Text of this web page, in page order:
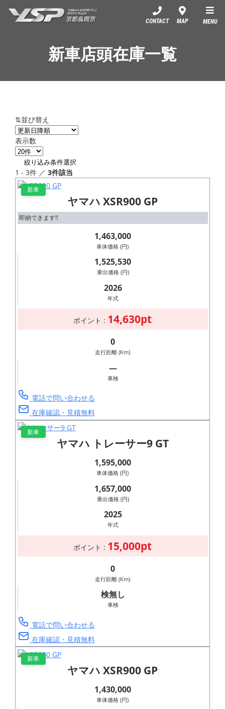
YSP京都長岡京
CONTACT MAP MENU
新車店頭在庫一覧
⇅並び替え
表示数
絞り込み条件選択
1 - 3件 ／ 3件該当
新車
ヤマハ XSR900 GP
即納できます!!
1,463,000
車体価格 (円)
1,525,530
乗出価格 (円)
2026
年式
ポイント : 14,630pt
0
走行距離 (Km)
―
車検
電話で問い合わせる
在庫確認・見積無料
新車
ヤマハ トレーサー9 GT
1,595,000
車体価格 (円)
1,657,000
乗出価格 (円)
2025
年式
ポイント : 15,000pt
0
走行距離 (Km)
検無し
車検
電話で問い合わせる
在庫確認・見積無料
新車
ヤマハ XSR900 GP
1,430,000
車体価格 (円)